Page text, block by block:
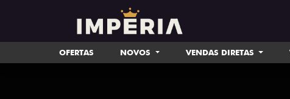
OFERTAS NOVOS VENDAS DIRETAS